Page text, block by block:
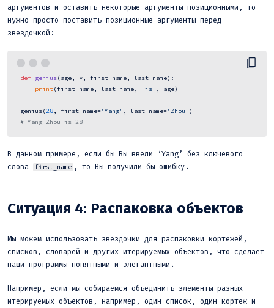
аргументов и оставить некоторые аргументы позиционными, то
нужно просто поставить позиционные аргументы перед
звездочкой:
def genius(age, *, first_name, last_name):
print(first_name, last_name, 'is' , age)
genius(28, first_name='Yang' , last_name='Zhou' )
# Yang Zhou is 28
В данном примере, если бы Вы ввели ‘Yang’ без ключевого
слова
first_name , то Вы получили бы ошибку.
Ситуация 4: Распаковка объектов
Мы можем использовать звездочки для распаковки кортежей,
списков, словарей и других итерируемых объектов, что сделает
наши программы понятными и элегантными.
Например, если мы собираемся объединить элементы разных
итерируемых объектов, например, один список, один кортеж и